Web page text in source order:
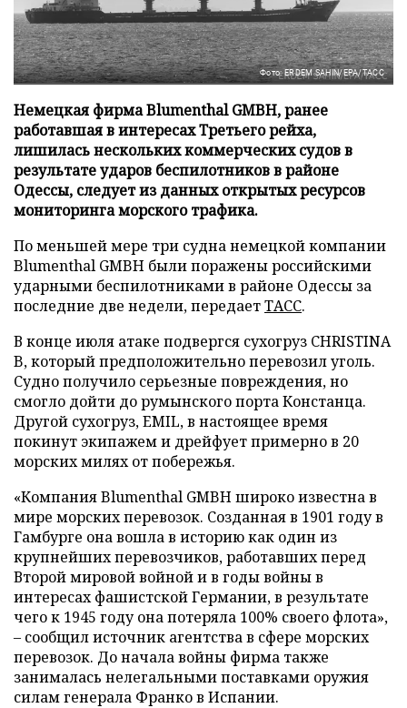
Фото: ERDEM SAHIN/EPA/ТАСС
Немецкая фирма Blumenthal GMBH, ранее
работавшая в интересах Третьего рейха,
лишилась нескольких коммерческих судов в
результате ударов беспилотников в районе
Одессы, следует из данных открытых ресурсов
мониторинга морского трафика.
По меньшей мере три судна немецкой компании
Blumenthal GMBH были поражены российскими
ударными беспилотниками в районе Одессы за
последние две недели, передаетТАСС.
В конце июля атаке подвергся сухогруз CHRISTINA
B, который предположительно перевозил уголь.
Судно получило серьезные повреждения, но
смогло дойти до румынского порта Констанца.
Другой сухогруз, EMIL, в настоящее время
покинут экипажем и дрейфует примерно в 20
морских милях от побережья.
«Компания Blumenthal GMBH широко известна в
мире морских перевозок. Созданная в 1901 году в
Гамбурге она вошла в историю как один из
крупнейших перевозчиков, работавших перед
Второй мировой войной и в годы войны в
интересах фашистской Германии, в результате
чего к 1945 году она потеряла 100% своего флота»,
– сообщил источник агентства в сфере морских
перевозок. До начала войны фирма также
занималась нелегальными поставками оружия
силам генерала Франко в Испании.